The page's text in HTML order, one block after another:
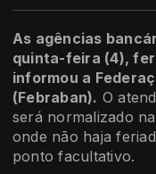
As agências
quinta-feira (4),
informou a
(Febraban). O
será normalizado
onde não haja
ponto facultativo.